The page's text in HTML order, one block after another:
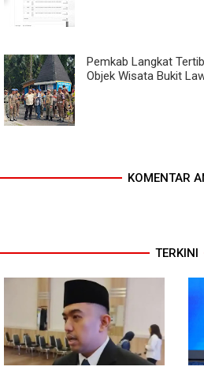
Pemkab Langkat
Objek Wisata Bukit
KOMENTAR
TERKINI